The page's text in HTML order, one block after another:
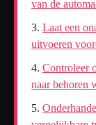
van de
Laat een
uitvoeren
Controleer
naar behoren